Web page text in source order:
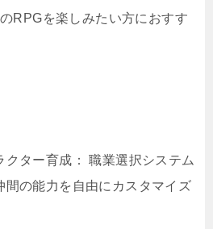
RPGを楽しみたい方におすす
クター育成： 職業選択システム
間の能力を自由にカスタマイズ